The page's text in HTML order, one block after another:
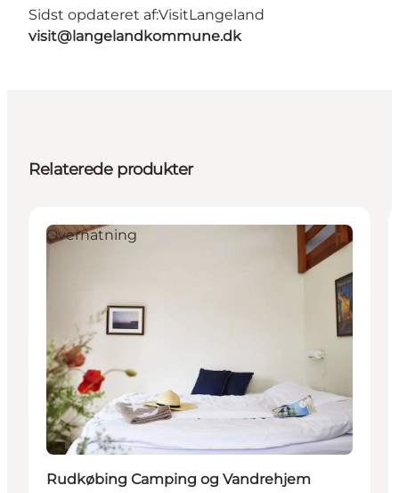
Sidst opdateret af:VisitLangeland
visit@langelandkommune.dk
Relaterede produkter
Overnatning
Rudkøbing Camping og Vandrehjem